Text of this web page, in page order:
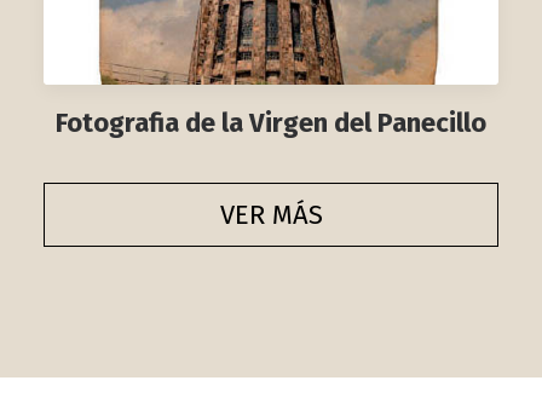
Fotografia de la Virgen del Panecillo
VER MÁS